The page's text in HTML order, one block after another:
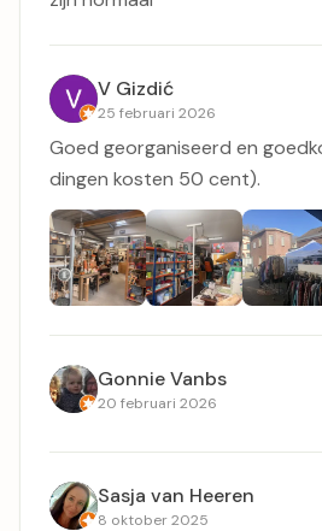
V Gizdić
25 februari 2026
Goed georganiseerd en
dingen kosten 50 cent).
Gonnie Vanbs
20 februari 2026
Sasja van Heeren
8 oktober 2025